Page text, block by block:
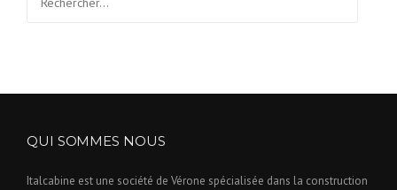
QUI SOMMES NOUS
Italcabine est une société de Vérone spécialisée dans la construction